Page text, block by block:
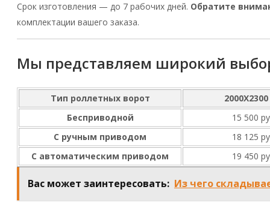
Срок изготовления — до 7 рабочих дней. Обратите
комплектации вашего заказа.
Мы представляем широкий
Тип роллетных ворот
Бесприводной
15 500
С ручным приводом
18 125
С автоматическим приводом
19 450
Вас может заинтересовать: Из чего